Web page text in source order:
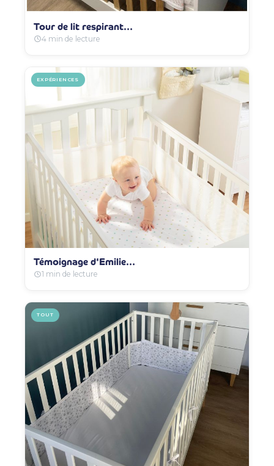
Tour de lit respirant…
4 min de lecture
EXPÉRIENCES
Témoignage d'Emilie…
1 min de lecture
TOUT